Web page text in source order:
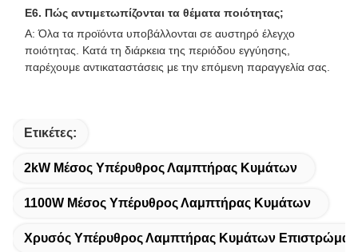
Ε6. Πώς αντιμετωπίζονται τα θέματα ποιότητας;
Α: Όλα τα προϊόντα υποβάλλονται σε αυστηρό έλεγχο
ποιότητας. Κατά τη διάρκεια της περιόδου εγγύησης,
παρέχουμε αντικαταστάσεις με την επόμενη παραγγελία σας.
Ετικέτες:
2kW Μέσος Υπέρυθρος Λαμπτήρας Κυμάτων
1100W Μέσος Υπέρυθρος Λαμπτήρας Κυμάτων
Χρυσός Υπέρυθρος Λαμπτήρας Κυμάτων